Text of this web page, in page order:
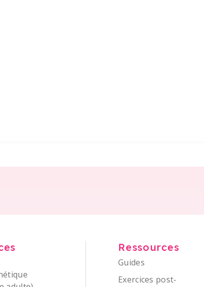
Ressources
Guides
Exercices post-